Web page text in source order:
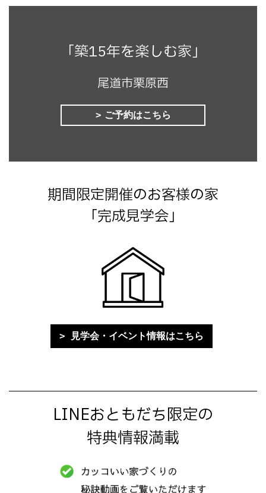
「築15年を楽しむ家」
尾道市栗原西
ご予約はこちら
期間限定開催のお客様の家
「完成見学会」
見学会・イベント情報はこちら
LINEおともだち限定の
特典情報満載